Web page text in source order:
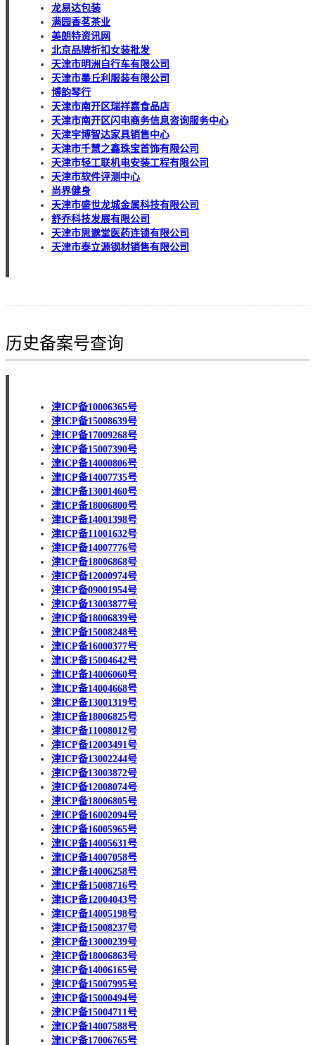
龙易达包装
满园香茗茶业
美朗特资讯网
北京品牌折扣女装批发
天津市明洲自行车有限公司
天津市墨丘利服装有限公司
博韵琴行
天津市南开区瑞祥嘉食品店
天津市南开区闪电商务信息咨询服务中心
天津宇博智达家具销售中心
天津市千慧之鑫珠宝首饰有限公司
天津市轻工联机电安装工程有限公司
天津市软件评测中心
尚界健身
天津市盛世龙城金属科技有限公司
舒乔科技发展有限公司
天津市思邈堂医药连锁有限公司
天津市泰立源钢材销售有限公司
历史备案号查询
津ICP备10006365号
津ICP备15008639号
津ICP备17009268号
津ICP备15007390号
津ICP备14000806号
津ICP备14007735号
津ICP备13001460号
津ICP备18006800号
津ICP备14001398号
津ICP备11001632号
津ICP备14007776号
津ICP备18006868号
津ICP备12000974号
津ICP备09001954号
津ICP备13003877号
津ICP备18006839号
津ICP备15008248号
津ICP备16000377号
津ICP备15004642号
津ICP备14006060号
津ICP备14004668号
津ICP备13001319号
津ICP备18006825号
津ICP备11008012号
津ICP备12003491号
津ICP备13002244号
津ICP备13003872号
津ICP备12008074号
津ICP备18006805号
津ICP备16002094号
津ICP备16005965号
津ICP备14005631号
津ICP备14007058号
津ICP备14006258号
津ICP备15008716号
津ICP备12004043号
津ICP备14005198号
津ICP备15008237号
津ICP备13000239号
津ICP备18006863号
津ICP备14006165号
津ICP备15007995号
津ICP备15000494号
津ICP备15004711号
津ICP备14007588号
津ICP备17006765号